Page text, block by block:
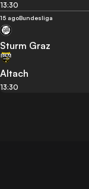
13:30
15 agoBundesliga
Sturm Graz
Altach
13:30